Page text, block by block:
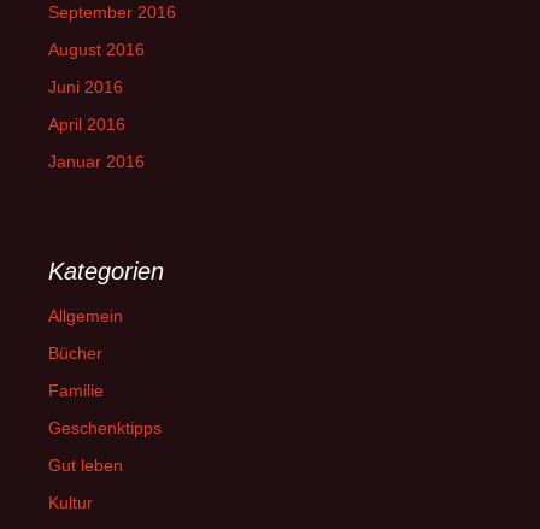
September 2016
August 2016
Juni 2016
April 2016
Januar 2016
Kategorien
Allgemein
Bücher
Familie
Geschenktipps
Gut leben
Kultur